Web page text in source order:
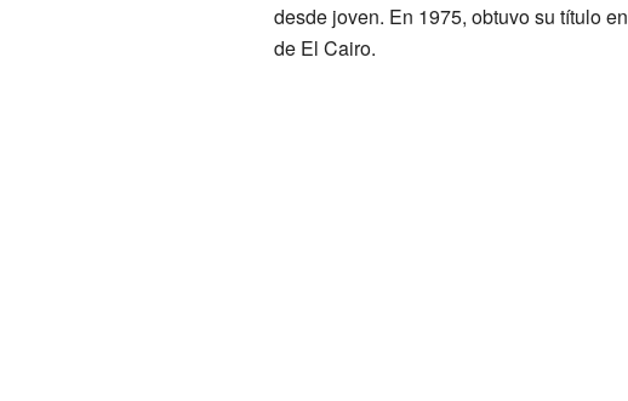
desde joven. En 1975, obtuvo su título en
de El Cairo.